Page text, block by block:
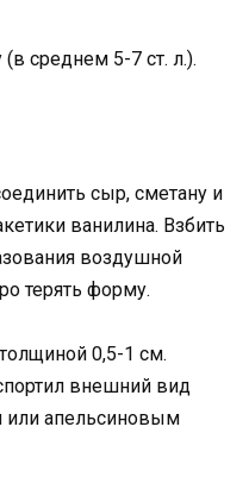
среднем 5-7 ст. л.).
сыр, сметану и
ванилина. Взбить
воздушной
терять форму.
0,5-1 см.
внешний вид
или апельсиновым